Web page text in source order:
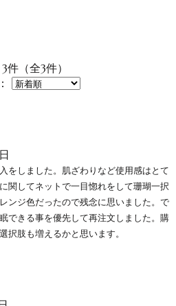
件（全3件）
をしました。肌ざわりなど使用感はとて
関してネットで一目惚れをして珊瑚一択
ンジ色だったので残念に思いました。で
できる事を優先して再注文しました。購
択肢も増えるかと思います。